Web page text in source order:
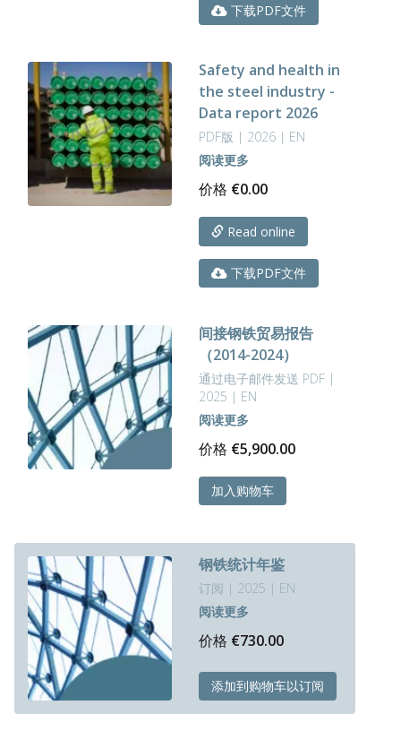
些
下载PDF文件
Safety and health in
the steel industry -
Data report 2026
PDF版 | 2026 | EN
阅读更多
价格 €0.00
Read online
下载PDF文件
间接钢铁贸易报告
（2014-2024）
通过电子邮件发送 PDF |
2025 | EN
阅读更多
价格 €5,900.00
加入购物车
钢铁统计年鉴
订阅 | 2025 | EN
阅读更多
价格 €730.00
添加到购物车以订阅